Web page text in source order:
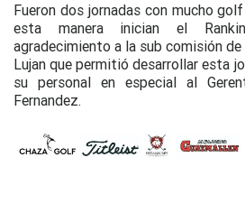
Fueron dos jornadas con mucho
esta manera inician el
agradecimiento a la sub comisión
Lujan que permitió desarrollar esta
su personal en especial al
Fernandez.